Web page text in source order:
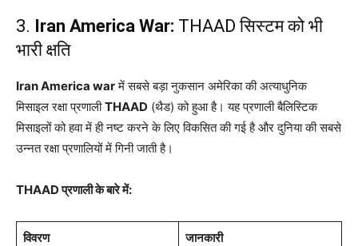
3. Iran America War: THAAD सिस्टम को भी
भारी क्षति
Iran America warमें सबसे बड़ा नुकसान अमेरिका की अत्याधुनिक
मिसाइल रक्षा प्रणालीTHAAD (थैड) को हुआ है। यह प्रणाली बैलिस्टिक
मिसाइलों को हवा में ही नष्ट करने के लिए विकसित की गई है और दुनिया की सबसे
उन्नत रक्षा प्रणालियों में गिनी जाती है।
THAAD प्रणाली के बारे में:
विवरण जानकारी